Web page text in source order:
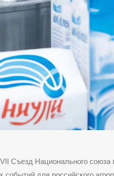
Съезд Национального союза